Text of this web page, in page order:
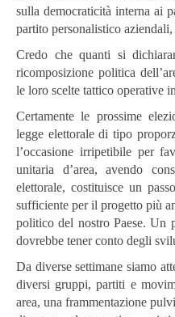
sulla democraticità interna ai
partito personalistico aziendali,
Credo che quanti si
ricomposizione politica
le loro scelte tattico operative
Certamente le prossime
legge elettorale di tipo
l’occasione irripetibile per
unitaria d’area, avendo
elettorale, costituisce un
sufficiente per il progetto più
politico del nostro Paese. Un
dovrebbe tener conto degli
Da diverse settimane siamo
diversi gruppi, partiti e
area, una frammentazione